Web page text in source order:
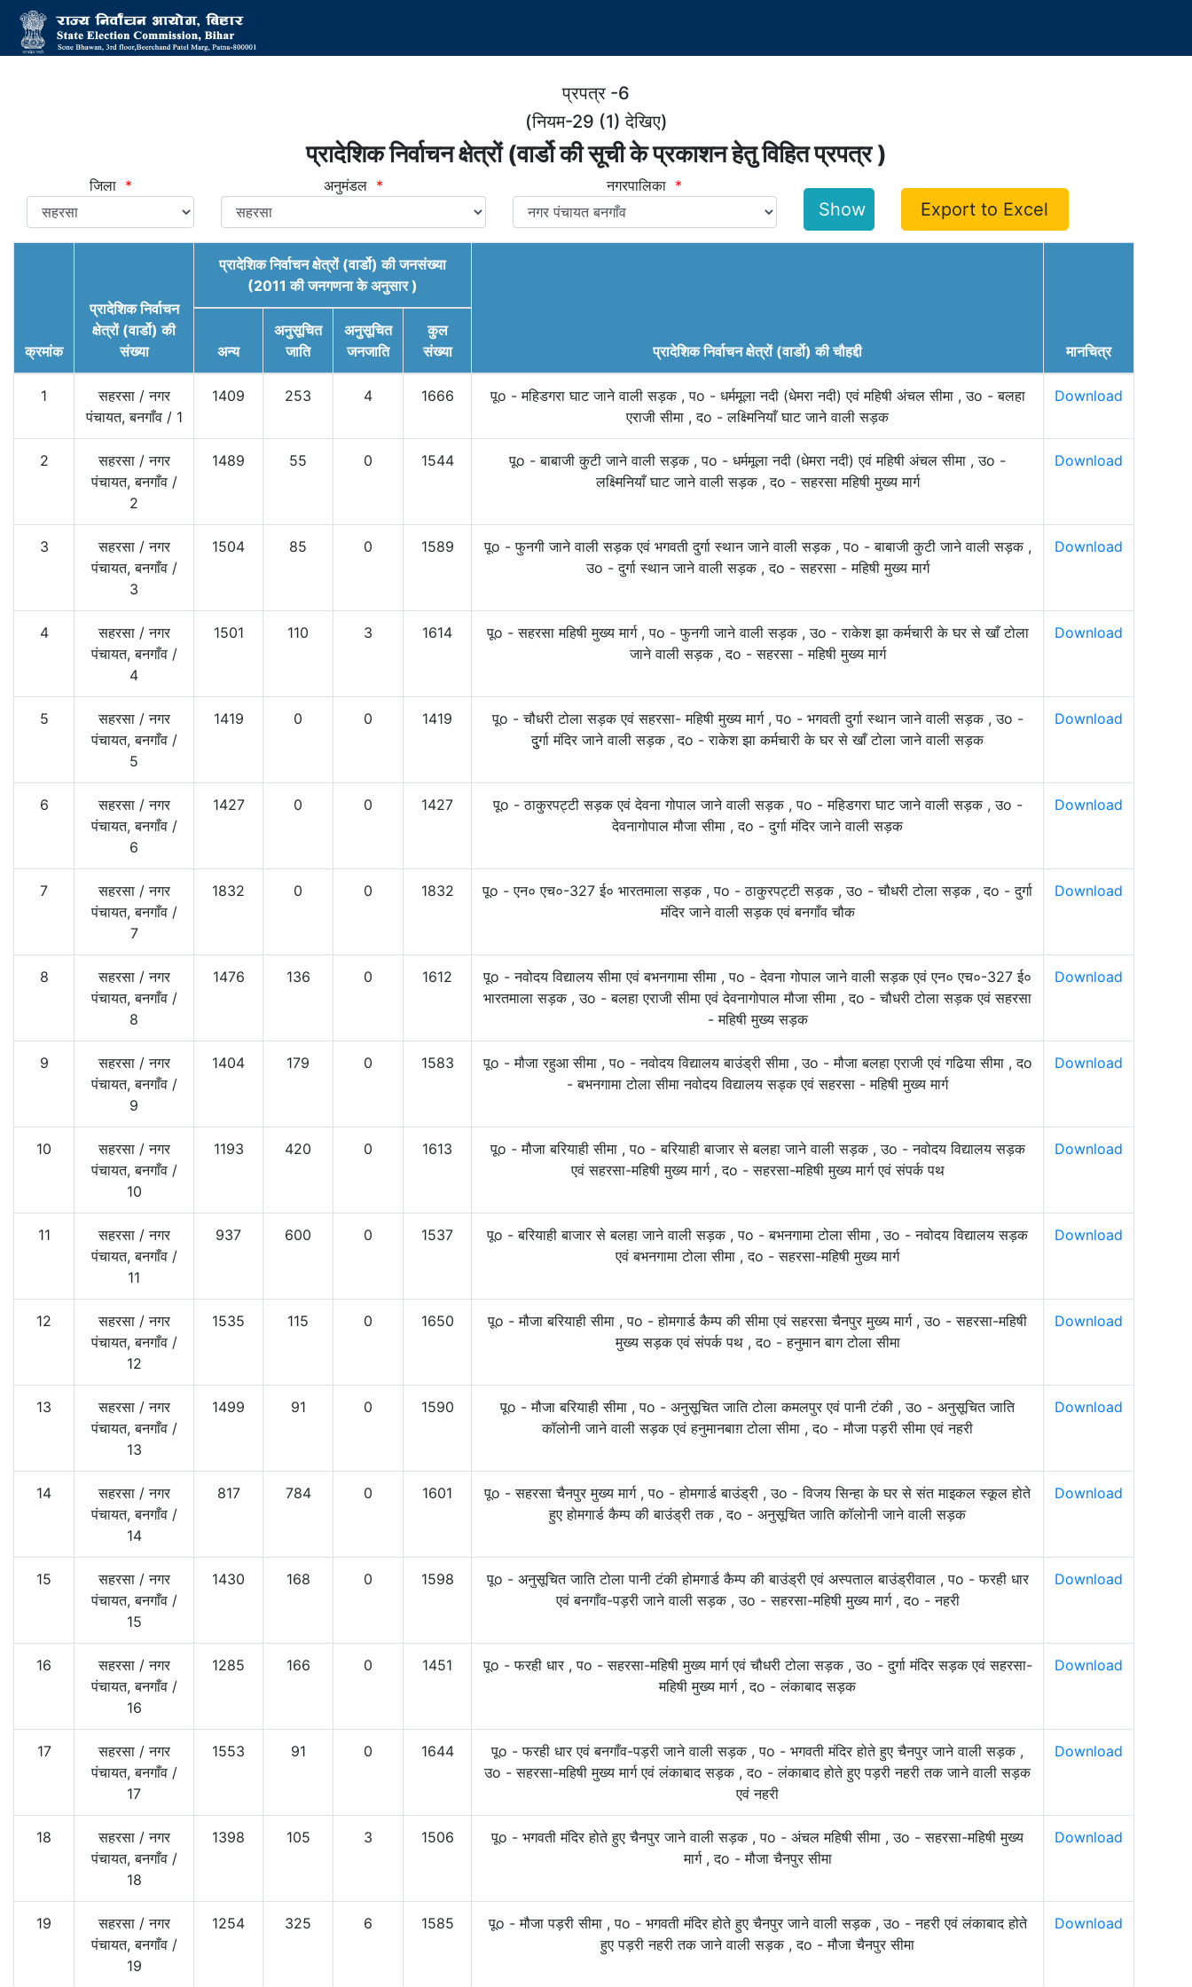
प्रपत्र -6
(नियम-29 (1) देखिए)
प्रादेशिक निर्वाचन क्षेत्रों (वार्डो की सूची के प्रकाशन हेतु विहित प्रपत्र )
जिला * अनुमंडल * नगरपालिका *
Export to Excel
क्रमांक
प्रादेशिक निर्वाचन
क्षेत्रों (वार्डो) की
संख्या
प्रादेशिक निर्वाचन क्षेत्रों (वार्डो) की जनसंख्या
(2011 की जनगणना के अनुसार )
प्रादेशिक निर्वाचन क्षेत्रों (वार्डो) की चौहद्दी मानचित्र
अन्य
अनुसूचित
जाति
अनुसूचित
जनजाति
कुल
संख्या
1 सहरसा/नगर
पंचायत, बनगाँव / 1
1409 253 4 1666
पूo - महिडगरा घाट जाने वाली सड़क , पo - धर्ममूला नदी (धेमरा नदी) एवं महिषी अंचल सीमा , उo - बलहा
एराजी सीमा , दo - लक्ष्मिनियाँ घाट जाने वाली सड़क
Download
2 सहरसा/नगर
पंचायत, बनगाँव /
2
1489 55 0 1544
पूo - बाबाजी कुटी जाने वाली सड़क , पo - धर्ममूला नदी (धेमरा नदी) एवं महिषी अंचल सीमा , उo -
लक्ष्मिनियाँ घाट जाने वाली सड़क , दo - सहरसा महिषी मुख्य मार्ग
Download
3 सहरसा/नगर
पंचायत, बनगाँव /
3
1504 85 0 1589
पूo - फुनगी जाने वाली सड़क एवं भगवती दुर्गा स्‍थान जाने वाली सड़क , पo - बाबाजी कुटी जाने वाली सड़क ,
उo - दुर्गा स्‍थान जाने वाली सड़क , दo - सहरसा - महिषी मुख्य मार्ग
Download
4 सहरसा/नगर
पंचायत, बनगाँव /
4
1501 110 3 1614
पूo - सहरसा महिषी मुख्य मार्ग , पo - फुनगी जाने वाली सड़क , उo - राकेश झा कर्मचारी के घर से खाँ टोला
जाने वाली सड़क , दo - सहरसा - महिषी मुख्य मार्ग
Download
5 सहरसा/नगर
पंचायत, बनगाँव /
5
1419 0 0 1419
पूo - चौधरी टोला सड़क एवं सहरसा- महिषी मुख्य मार्ग , पo - भगवती दुर्गा स्थान जाने वाली सड़क , उo -
दुुर्गा मंदिर जाने वाली सड़क , दo - राकेश झा कर्मचारी के घर से खाँ टोला जाने वाली सड़क
Download
6 सहरसा/नगर
पंचायत, बनगाँव /
6
1427 0 0 1427
पूo - ठाकुरपट्टी सड़क एवं देवना गोपाल जाने वाली सड़क , पo - महिडगरा घाट जाने वाली सड़क , उo -
देवनागोपाल मौजा सीमा , दo - दुर्गा मंदिर जाने वाली सड़क
Download
7 सहरसा/नगर
पंचायत, बनगाँव /
7
1832 0 0 1832
पूo - एन० एच०-327 ई० भारतमाला सड़क , पo - ठाकुरपट्टी सड़क , उo - चौधरी टोला सड़क , दo - दुर्गा
मंदिर जाने वाली सड़क एवं बनगाँव चौक
Download
8 सहरसा/नगर
पंचायत, बनगाँव /
8
1476 136 0 1612
पूo - नवोदय विद्यालय सीमा एवं बभनगामा सीमा , पo - देवना गोपाल जाने वाली सड़क एवं एन० एच०-327 ई०
भारतमाला सड़क , उo - बलहा एराजी सीमा एवं देवनागोपाल मौजा सीमा , दo - चौधरी टोला सड़क एवं सहरसा
- महिषी मुख्य सड़क
Download
9 सहरसा/नगर
पंचायत, बनगाँव /
9
1404 179 0 1583
पूo - मौजा रहुआ सीमा , पo - नवोदय विद्यालय बाउंड्री सीमा , उo - मौजा बलहा एराजी एवं गढिया सीमा , दo
- बभनगामा टोला सीमा नवोदय विद्यालय सड्क एवं सहरसा - महिषी मुख्‍य मार्ग
Download
10 सहरसा/नगर
पंचायत, बनगाँव /
10
1193 420 0 1613
पूo - मौजा बरियाही सीमा , पo - बरियाही बाजार से बलहा जाने वाली सड़क , उo - नवोदय विद्यालय सड़क
एवं सहरसा-महिषी मुख्य मार्ग , दo - सहरसा-महिषी मुख्य मार्ग एवं संपर्क पथ
Download
11 सहरसा/नगर
पंचायत, बनगाँव /
11
937 600 0 1537
पूo - बरियाही बाजार से बलहा जाने वाली सड़क , पo - बभनगामा टोला सीमा , उo - नवोदय विद्यालय सड़क
एवं बभनगामा टोला सीमा , दo - सहरसा-महिषी मुख्य मार्ग
Download
12 सहरसा/नगर
पंचायत, बनगाँव /
12
1535 115 0 1650
पूo - मौजा बरियाही सीमा , पo - होमगार्ड कैम्प की सीमा एवं सहरसा चैनपुर मुख्य मार्ग , उo - सहरसा-महिषी
मुख्य सड़क एवं संपर्क पथ , दo - हनुमान बाग टोला सीमा
Download
13 सहरसा/नगर
पंचायत, बनगाँव /
13
1499 91 0 1590
पूo - मौजा बरियाही सीमा , पo - अनुसूचित जाति टोला कमलपुर एवं पानी टंकी , उo - अनुसूचित जाति
कॉलोनी जाने वाली सड़क एवं हनुमानबाग़ टोला सीमा , दo - मौजा पड़री सीमा एवं नहरी
Download
14 सहरसा/नगर
पंचायत, बनगाँव /
14
817 784 0 1601
पूo - सहरसा चैनपुर मुख्य मार्ग , पo - होमगार्ड बाउंड्री , उo - विजय सिन्हा के घर से संत माइकल स्‍कूल होते
हुए होमगार्ड कैम्प की बाउंड्री तक , दo - अनुसूचित जाति कॉलोनी जाने वाली सड़क
Download
15 सहरसा/नगर
पंचायत, बनगाँव /
15
1430 168 0 1598
पूo - अनुसूचित जाति टोला पानी टंकी होमगार्ड कैम्प की बाउंड्री एवं अस्पताल बाउंड्रीवाल , पo - फरही धार
एवं बनगाँव-पड़री जाने वाली सड़क , उo - सहरसा-महिषी मुख्य मार्ग , दo - नहरी
Download
16 सहरसा/नगर
पंचायत, बनगाँव /
16
1285 166 0 1451
पूo - फरही धार , पo - सहरसा-महिषी मुख्य मार्ग एवं चौधरी टोला सड़क , उo - दुर्गा मंदिर सड़क एवं सहरसा-
महिषी मुख्य मार्ग , दo - लंकाबाद सड़क
Download
17 सहरसा/नगर
पंचायत, बनगाँव /
17
1553 91 0 1644
पूo - फरही धार एवं बनगाँव-पड़री जाने वाली सड़क , पo - भगवती मंदिर होते हुए चैनपुर जाने वाली सड़क ,
उo - सहरसा-महिषी मुख्य मार्ग एवं लंकाबाद सड़क , दo - लंकाबाद होते हुए पड़री नहरी तक जाने वाली सड़क
एवं नहरी
Download
18 सहरसा/नगर
पंचायत, बनगाँव /
18
1398 105 3 1506
पूo - भगवती मंदिर होते हुए चैनपुर जाने वाली सड़क , पo - अंचल महिषी सीमा , उo - सहरसा-महिषी मुख्य
मार्ग , दo - मौजा चैनपुर सीमा
Download
19 सहरसा/नगर
पंचायत, बनगाँव /
19
1254 325 6 1585
पूo - मौजा पड़री सीमा , पo - भगवती मंदिर होते हुए चैनपुर जाने वाली सड़क , उo - नहरी एवं लंकाबाद होते
हुए पड़री नहरी तक जाने वाली सड़क , दo - मौजा चैनपुर सीमा
Download